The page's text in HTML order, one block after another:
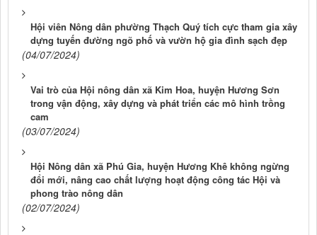
Hội viên Nông dân phường Thạch Quý tích cực tham gia xây
dựng tuyến đường ngõ phố và vườn hộ gia đình sạch đẹp
(04/07/2024)
Vai trò của Hội nông dân xã Kim Hoa, huyện Hương Sơn
trong vận động, xây dựng và phát triển các mô hình trồng
cam
(03/07/2024)
Hội Nông dân xã Phú Gia, huyện Hương Khê không ngừng
đổi mới, nâng cao chất lượng hoạt động công tác Hội và
phong trào nông dân
(02/07/2024)